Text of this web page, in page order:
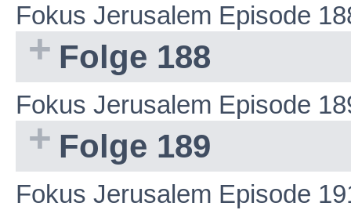
Fokus Jerusalem Episode
Folge 188
Fokus Jerusalem Episode
Folge 189
Fokus Jerusalem Episode